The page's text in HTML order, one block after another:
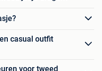
casual outfit
voor tweed